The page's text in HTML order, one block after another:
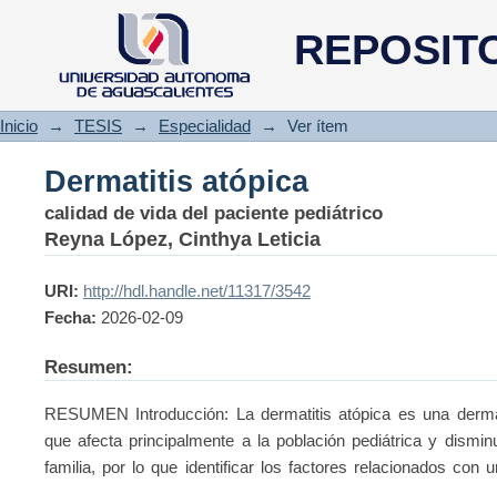
Dermatitis atópica
Inicio → TESIS → Especialidad → Ver ítem
Dermatitis atópica
calidad de vida del paciente pediátrico
Reyna López, Cinthya Leticia
URI: http://hdl.handle.net/11317/3542
Fecha: 2026-02-09
Resumen:
RESUMEN Introducción: La dermatitis atópica es una
que afecta principalmente a la población pediátrica y
familia, por lo que identificar los factores relacionados con